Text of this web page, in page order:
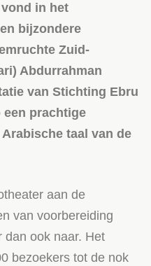
in het
bijzondere
Zuid-
Abdurrahman
van Stichting Ebru
een prachtige
taal van de
aan de
van voorbereiding
dan ook naar. Het
bezoekers tot de nok